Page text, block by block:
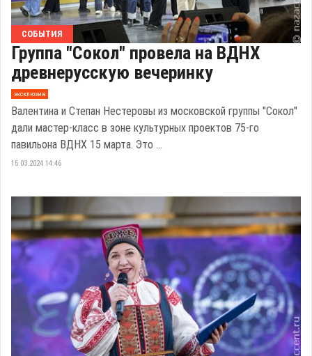
СОБЫТИЯ
Группа "Сокол" провела на ВДНХ
древнерусскую вечеринку
эксклюзив
Валентина и Степан Нестеровы из московской группы "Сокол"
дали мастер-класс в зоне культурных проектов 75-го
павильона ВДНХ 15 марта. Это ...
15.03.2024 14:46